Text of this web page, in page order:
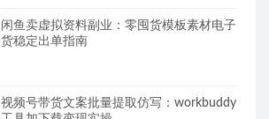
闲鱼卖虚拟资料副业：零囤货模板素材电子
货稳定出单指南
视频号带货文案批量提取仿写：workbuddy